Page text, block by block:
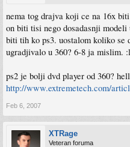
nema tog drajva koji ce na 16x
on biti tisi nego dosadasnji
biti tih ko ps3. uostalom koliko se
ugradjivalo u 360? 6-8 ja mislim.
ps2 je bolji dvd player od 360?
http://www.extremetech.com/
Feb 6, 2007
XTRage
Veteran foruma